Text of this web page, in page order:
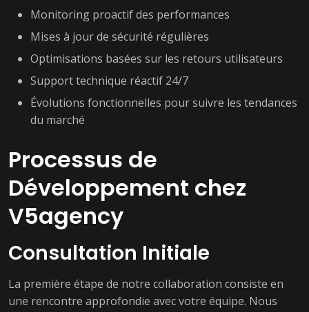
Monitoring proactif des performances
Mises à jour de sécurité régulières
Optimisations basées sur les retours utilisateurs
Support technique réactif 24/7
Évolutions fonctionnelles pour suivre les tendances
du marché
Processus de
Développement chez
V5agency
Consultation Initiale
La première étape de notre collaboration consiste en
une rencontre approfondie avec votre équipe. Nous